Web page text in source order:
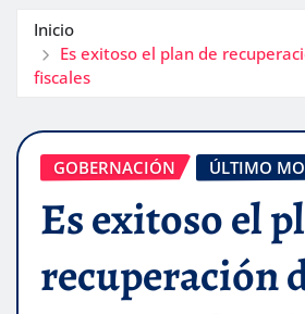
Inicio
Es exitoso el plan de
fiscales
GOBERNACIÓN ÚLTIMO
Es exitoso el
recuperación